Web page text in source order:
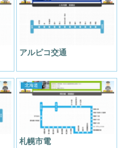
アルピコ交通
北海道
札幌市電